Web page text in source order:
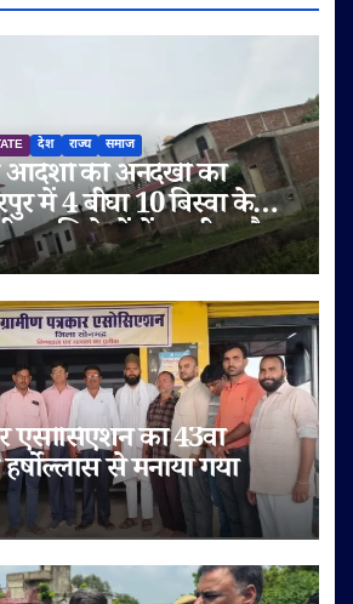
देश राज्य समाज
आदेशों की अनदेखी का
में 4 बीघा 10 बिस्वा के
अभिलेखों में बदली, अवैध
एसोसिएशन का 43वां
से मनाया गया